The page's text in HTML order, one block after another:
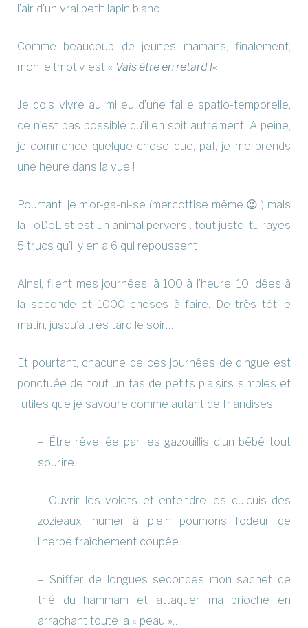
l’air d’un vrai petit lapin blanc…
Comme beaucoup de jeunes mamans, finalement,
mon leitmotiv est « Vais être en retard !« .
Je dois vivre au milieu d’une faille spatio-temporelle,
ce n’est pas possible qu’il en soit autrement. A peine,
je commence quelque chose que, paf, je me prends
une heure dans la vue !
Pourtant, je m’or-ga-ni-se (mercottise même 😉 ) mais
la ToDoList est un animal pervers : tout juste, tu rayes
5 trucs qu’il y en a 6 qui repoussent !
Ainsi, filent mes journées, à 100 à l’heure, 10 idées à
la seconde et 1000 choses à faire. De très tôt le
matin, jusqu’à très tard le soir…
Et pourtant, chacune de ces journées de dingue est
ponctuée de tout un tas de petits plaisirs simples et
futiles que je savoure comme autant de friandises.
– Être réveillée par les gazouillis d’un bébé tout
sourire…
– Ouvrir les volets et entendre les cuicuis des
zozieaux, humer à plein poumons l’odeur de
l’herbe fraîchement coupée…
– Sniffer de longues secondes mon sachet de
thé du hammam et attaquer ma brioche en
arrachant toute la « peau »…